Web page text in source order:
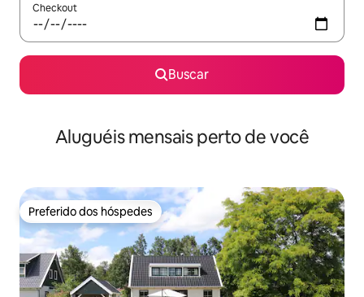
Checkout
Buscar
Aluguéis mensais perto de você
Preferido dos hóspedes
Preferido dos hóspedes